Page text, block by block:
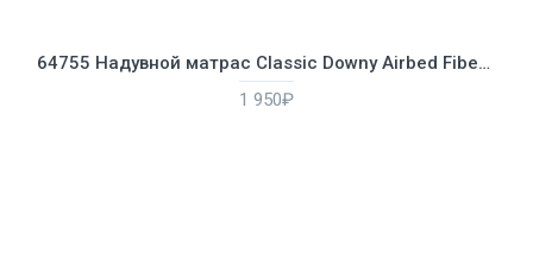
64755 Надувной матрас Classic Downy Airbed Fiber-Tech, 183х203х25см
1 950₽